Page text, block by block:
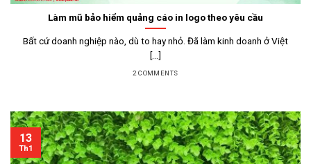
Làm mũ bảo hiểm quảng cáo in logo theo yêu cầu
Bất cứ doanh nghiệp nào, dù to hay nhỏ. Đã làm kinh doanh ở Việt
[...]
2 COMMENTS
13
Th1